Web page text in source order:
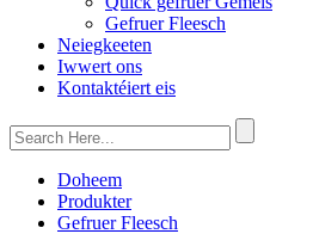
Gefruer Fleesch
Neiegkeeten
Iwwert ons
Kontaktéiert eis
Doheem
Produkter
Gefruer Fleesch